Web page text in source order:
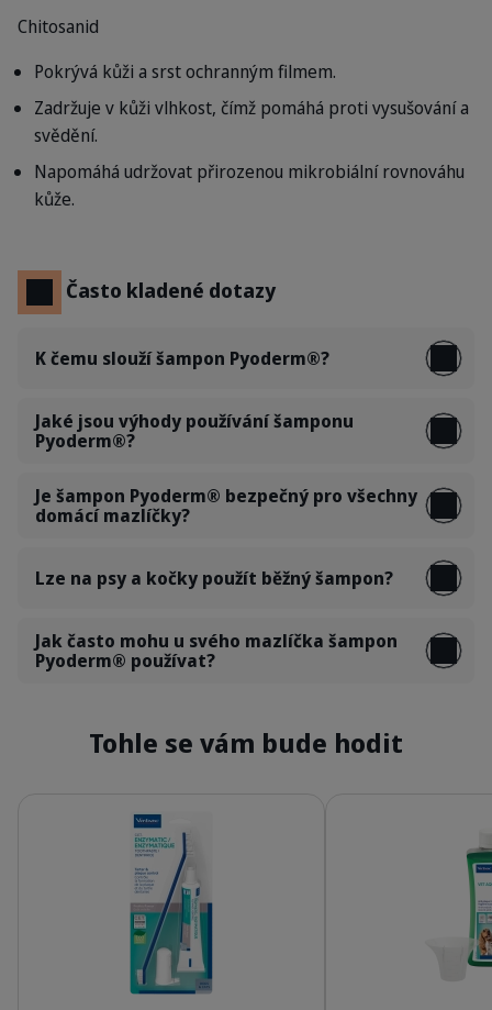
Chitosanid
Pokrývá kůži a srst ochranným filmem.
Zadržuje v kůži vlhkost, čímž pomáhá proti vysušování a
svědění.
Napomáhá udržovat přirozenou mikrobiální rovnováhu
kůže.
Často kladené dotazy
K čemu slouží šampon Pyoderm®?
Jaké jsou výhody používání šamponu
Pyoderm®?
Je šampon Pyoderm® bezpečný pro všechny
domácí mazlíčky?
Lze na psy a kočky použít běžný šampon?
Jak často mohu u svého mazlíčka šampon
Pyoderm® používat?
Tohle se vám bude hodit
309624_Kit_Enzymatic-